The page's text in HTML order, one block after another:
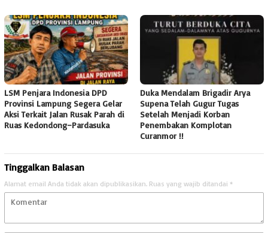
LSM Penjara Indonesia DPD
Provinsi Lampung Segera Gelar
Aksi Terkait Jalan Rusak Parah di
Ruas Kedondong–Pardasuka
Duka Mendalam Brigadir Arya
Supena Telah Gugur Tugas
Setelah Menjadi Korban
Penembakan Komplotan
Curanmor !!
Tinggalkan Balasan
Alamat email Anda tidak akan dipublikasikan. Ruas yang wajib ditandai *